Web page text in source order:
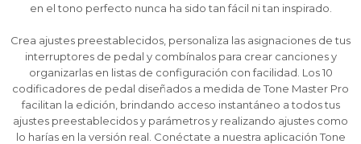
en el tono perfecto nunca ha sido tan fácil ni tan inspirado.
Crea ajustes preestablecidos, personaliza las asignaciones de tus
interruptores de pedal y combínalos para crear canciones y
organizarlas en listas de configuración con facilidad. Los 10
codificadores de pedal diseñados a medida de Tone Master Pro
facilitan la edición, brindando acceso instantáneo a todos tus
ajustes preestablecidos y parámetros y realizando ajustes como
lo harías en la versión real. Conéctate a nuestra aplicación Tone
Después, hasta en 12
cuotas y sin tocar tu
tarjeta de crédito
* sujeto aprobación crediticia.
Pago Después:
Cédula de identidad
Celular
Estás calificado para comprar usando Pago
Después.
¡Tenés hasta
para comprar en las cuotas que
prefieras!
Elegí tus productos preferidos
Ups!
Parece que no tenes oferta, lamentamos
el inconveniente, por cualquier duda
contactanos en
preguntas@pagodespues.com.uy
¡Algo salió mal!
Por favor intenta nuevamente mas tarde.
Después, hasta en 12
cuotas y sin tocar tu
tarjeta de crédito
* sujeto aprobación crediticia.
Pago Después:
Cédula de identidad
Celular
Estás calificado para comprar usando Pago
Después.
¡Tenés hasta
para comprar en las cuotas que
prefieras!
Elegí tus productos preferidos
Ups!
Parece que no tenes oferta, lamentamos
el inconveniente, por cualquier duda
contactanos en
preguntas@pagodespues.com.uy
¡Algo salió mal!
Por favor intenta nuevamente mas tarde.
Después, hasta en 12
cuotas y sin tocar tu
tarjeta de crédito
* sujeto aprobación crediticia.
Pago Después:
Cédula de identidad
Celular
Estás calificado para comprar usando Pago
Después.
¡Tenés hasta
para comprar en las cuotas que
prefieras!
Elegí tus productos preferidos
Ups!
Parece que no tenes oferta, lamentamos
el inconveniente, por cualquier duda
contactanos en
preguntas@pagodespues.com.uy
¡Algo salió mal!
Por favor intenta nuevamente mas tarde.